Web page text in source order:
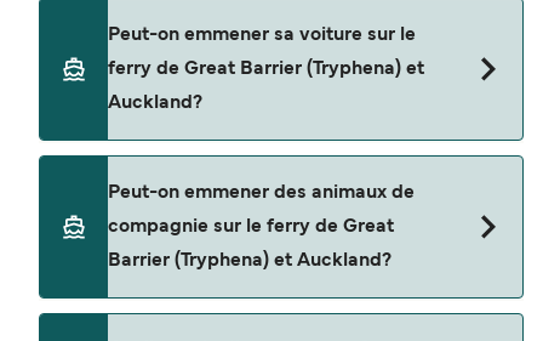
avec
Peut-on emmener sa voiture sur le
ferry de Great Barrier (Tryphena) et
Auckland?
Sealink NZ
Peut-on emmener des animaux de
compagnie sur le ferry de Great
Barrier (Tryphena) et Auckland?